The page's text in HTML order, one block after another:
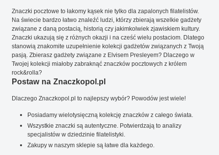
Znaczki pocztowe to łakomy kąsek nie tylko dla zapalonych filatelistów.
Na świecie bardzo łatwo znaleźć ludzi, którzy zbierają wszelkie gadżety
związane z daną postacią, historią czy jakimkolwiek zjawiskiem kultury.
Znaczki ukazują się z różnych okazji i na cześć wielu postaciom. Dlatego
stanowią znakomite uzupełnienie kolekcji gadżetów związanych z Twoją
pasją. Zbierasz gadżety związane z Elvisem Presleyem? Dlaczego w
Twojej kolekcji miałoby zabraknąć znaczków pocztowych z królem
rock&rolla?
Postaw na Znaczkopol.pl
Dlaczego Znaczkopol.pl to najlepszy wybór? Powodów jest wiele!
Posiadamy wielotysięczną kolekcję znaczków z całego świata.
Wszystkie znaczki są autentyczne. Potwierdzają to analizy
specjalistów w dziedzinie filatelistyki.
Zakupy w naszym sklepie są łatwe dla każdego.